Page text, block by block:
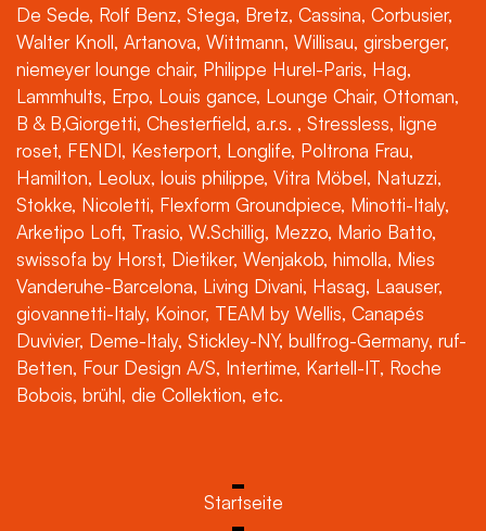
De Sede, Rolf Benz, Stega, Bretz, Cassina, Corbusier,
Walter Knoll, Artanova, Wittmann, Willisau, girsberger,
niemeyer lounge chair, Philippe Hurel-Paris, Hag,
Lammhults, Erpo, Louis gance, Lounge Chair, Ottoman,
B & B,Giorgetti, Chesterfield, a.r.s. , Stressless, ligne
roset, FENDI, Kesterport, Longlife, Poltrona Frau,
Hamilton, Leolux, louis philippe, Vitra Möbel, Natuzzi,
Stokke, Nicoletti, Flexform Groundpiece, Minotti-Italy,
Arketipo Loft, Trasio, W.Schillig, Mezzo, Mario Batto,
swissofa by Horst, Dietiker, Wenjakob, himolla, Mies
Vanderuhe-Barcelona, Living Divani, Hasag, Laauser,
giovannetti-Italy, Koinor, TEAM by Wellis, Canapés
Duvivier, Deme-Italy, Stickley-NY, bullfrog-Germany, ruf-
Betten, Four Design A/S, Intertime, Kartell-IT, Roche
Bobois, brühl, die Collektion, etc.
Startseite